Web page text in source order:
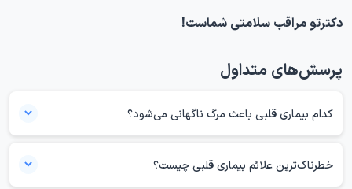
دکترتو مراقب سلامتی شماست!
پرسش‌های متداول
کدام بیماری قلبی باعث مرگ ناگهانی می‌شود؟
شود؛ بیماری عروق کرونر و آریتمی‌های خطرناک از مهم‌ترین علل زمینه‌ای آن
هستند. در این وضعیت، قلب به‌طور ناگهانی از تپش طبیعی بازمی‌ایستد و
خطرناک‌ترین علائم بیماری قلبی چیست؟